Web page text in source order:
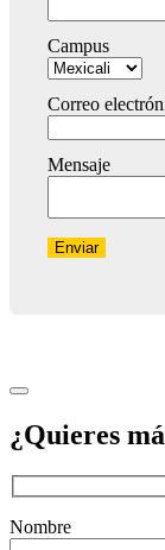
Campus
Correo
Mensaje
¿Quieres
Nombre